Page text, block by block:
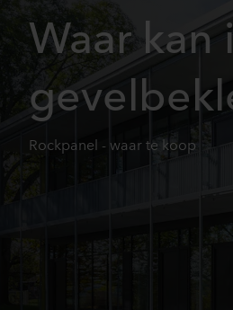
Waar kan
Rockpanel - waar te koop